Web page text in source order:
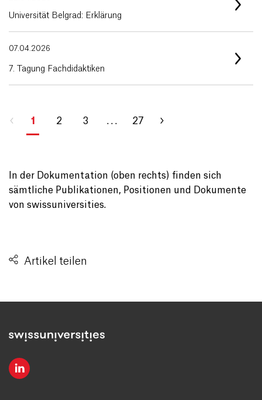
Universität Belgrad: Erklärung
07.04.2026
7. Tagung Fachdidaktiken
1 2 3 . . . 27
In der Dokumentation (oben rechts) finden sich
sämtliche Publikationen, Positionen und Dokumente
von swissuniversities.
Artikel teilen